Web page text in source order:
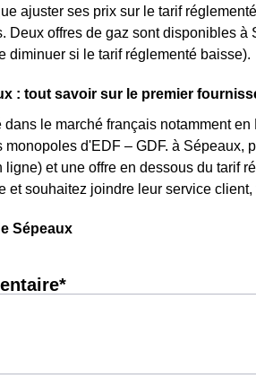
ajuster ses prix sur le tarif
Deux offres de gaz sont disponibles
diminuer si le tarif réglementé baisse).
: tout savoir sur le premier
dans le marché français notamment
d'EDF – GDF. à Sépeaux,
ligne) et une offre en dessous du tarif
et souhaitez joindre leur service
Sépeaux